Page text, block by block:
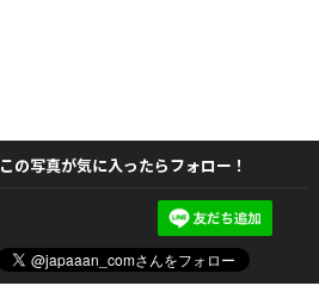
この写真が気に入ったらフォロー！